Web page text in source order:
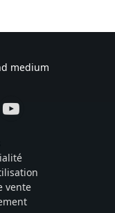
YouTube
vente